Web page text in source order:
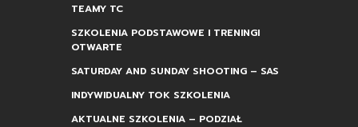
TEAMY TC
SZKOLENIA PODSTAWOWE I TRENINGI
OTWARTE
SATURDAY AND SUNDAY SHOOTING – SAS
INDYWIDUALNY TOK SZKOLENIA
AKTUALNE SZKOLENIA – PODZIAŁ